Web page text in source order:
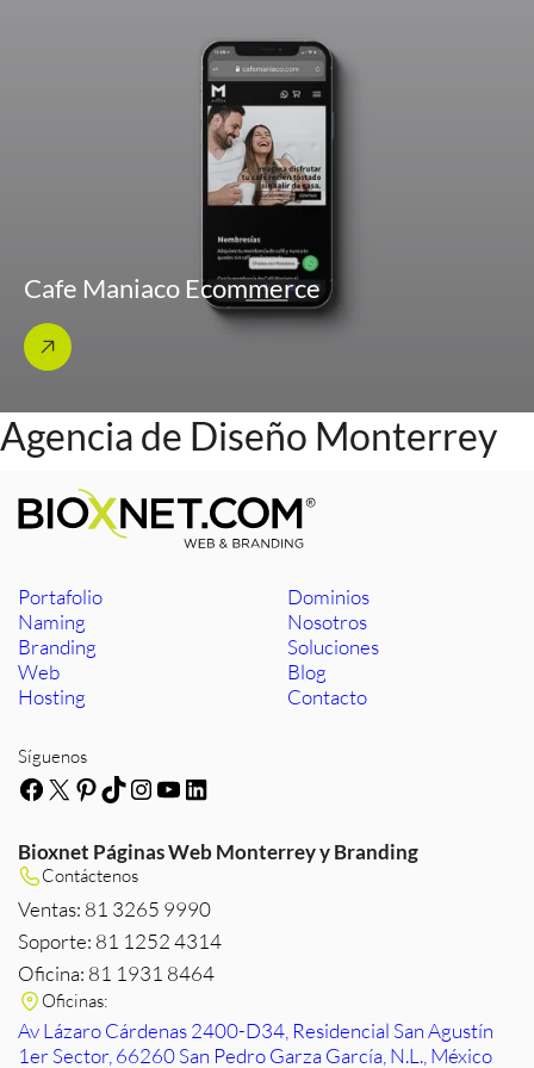
Cafe Maniaco Ecommerce
Agencia de Diseño Monterrey
Portafolio
Naming
Branding
Web
Hosting
Dominios
Nosotros
Soluciones
Blog
Contacto
Síguenos
Facebook
X Pinterest
TikTok
Instagram
YouTube
LinkedIn
Bioxnet Páginas Web Monterrey y Branding
Contáctenos
Ventas: 81 3265 9990
Soporte: 81 1252 4314
Oficina: 81 1931 8464
Oficinas:
Av Lázaro Cárdenas 2400-D34, Residencial San Agustín
1er Sector, 66260 San Pedro Garza García, N.L., México